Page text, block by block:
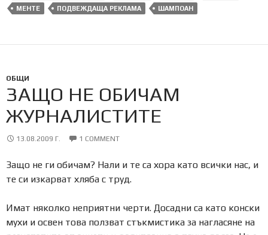
МЕНТЕ
ПОДВЕЖДАЩА РЕКЛАМА ШАМПОАН
ОБЩИ
ЗАЩО НЕ ОБИЧАМ
ЖУРНАЛИСТИТЕ
13.08.2009 Г. 1 COMMENT
Защо не ги обичам? Нали и те са хора като всички нас, и
те си изкарват хляба с труд.
Имат няколко неприятни черти. Досадни са като конски
мухи и освен това ползват стъкмистика за нагласяне на